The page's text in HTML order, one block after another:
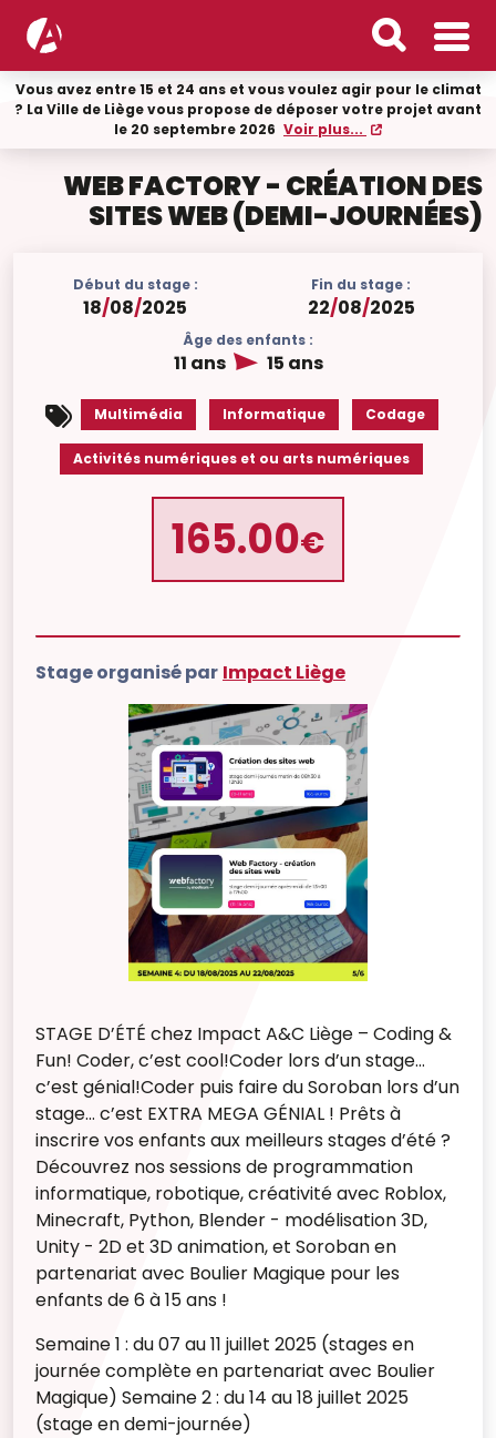
Vous avez entre 15 et 24 ans et vous voulez agir pour le climat
? La Ville de Liège vous propose de déposer votre projet avant
le 20 septembre 2026 Voir plus...
WEB FACTORY - CRÉATION DES
SITES WEB (DEMI-JOURNÉES)
Début du stage :
18/08/2025
Fin du stage :
22/08/2025
Âge des enfants :
11 ans 15 ans
Multimédia Informatique Codage
Activités numériques et ou arts numériques
165.00€
Stage organisé par Impact Liège
STAGE D’ÉTÉ chez Impact A&C Liège – Coding &
Fun! Coder, c’est cool!Coder lors d’un stage…
c’est génial!Coder puis faire du Soroban lors d’un
stage… c’est EXTRA MEGA GÉNIAL ! Prêts à
inscrire vos enfants aux meilleurs stages d’été ?
Découvrez nos sessions de programmation
informatique, robotique, créativité avec Roblox,
Minecraft, Python, Blender - modélisation 3D,
Unity - 2D et 3D animation, et Soroban en
partenariat avec Boulier Magique pour les
enfants de 6 à 15 ans !
Semaine 1 : du 07 au 11 juillet 2025 (stages en
journée complète en partenariat avec Boulier
Magique) Semaine 2 : du 14 au 18 juillet 2025
(stage en demi-journée)